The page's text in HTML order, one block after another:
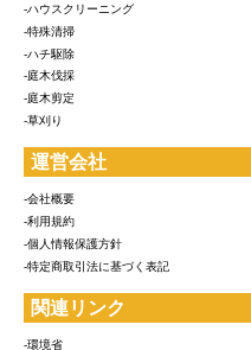
-ハウスクリーニング
-特殊清掃
-ハチ駆除
-庭木伐採
-庭木剪定
-草刈り
運営会社
-会社概要
-利用規約
-個人情報保護方針
-特定商取引法に基づく表記
関連リンク
-環境省